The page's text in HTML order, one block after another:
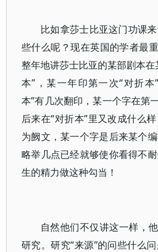
比如拿莎士比亚这门功课
些什么呢？现在英国的学者最
整年地讲莎士比亚的某部剧本
本”，某一年印第一次“对折本
本”有几次翻印，某一个字在第
后来在“对折本”里又改成什么
为阙文，某一个字是后来某个
略举几点已经就够使你看得不
生的精力做这种勾当！
自然他们不仅讲这一样，
研究。研究“来源”的问些什么